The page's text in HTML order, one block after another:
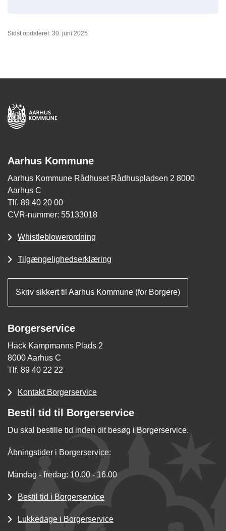
Sidst opdateret: 30. juni 2025
Aarhus Kommune
Aarhus Kommune Rådhuset Rådhuspladsen 2 8000
Aarhus C
Tlf. 89 40 20 00
CVR-nummer: 55133018
Whistleblowerordning
Tilgængelighedserklæring
Skriv sikkert til Aarhus Kommune (for Borgere)
Borgerservice
Hack Kampmanns Plads 2
8000 Aarhus C
Tlf. 89 40 22 22
Kontakt Borgerservice
Bestil tid til Borgerservice
Du skal bestille tid inden dit besøg i Borgerservice.
Åbningstider i Borgerservice:
Mandag - fredag: 10.00 - 16.00
Bestil tid i Borgerservice
Lukkedage i Borgerservice